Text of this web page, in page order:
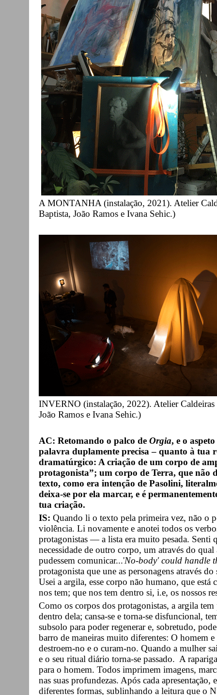
A MONTANHA (instalação, 2021). Atelier
Baptista, João Ramos e Ivana Sehic.)
INVERNO (instalação, 2022). Atelier
João Ramos e Ivana Sehic.)
AC: Retomando o palco de Orgia, e o
palavra duplamente precisa – quanto à tua
dramatúrgico: A criação de um corpo de
protagonista”; um corpo de Terra, que não
texto, como era intenção de Pasolini,
deixa-se por ela marcar, e é
tua criação.
IS: Quando li o texto pela primeira vez, não o
violência. Li novamente e anotei todos os
protagonistas — a lista era muito pesada. Senti
necessidade de outro corpo, um através do
pudessem comunicar...'No-body' could handle
protagonista que une as personagens através
Usei a argila, esse corpo não humano, que
nos tem; que nos tem dentro si, i.e, os nossos
Como os corpos dos protagonistas, a argila tem
dentro dela; cansa-se e torna-se disfuncional,
subsolo para poder regenerar e, sobretudo,
barro de maneiras muito diferentes: O homem
destroem-no e o curam-no. Quando a mulher
e o seu ritual diário torna-se passado. A
para o homem. Todos imprimem imagens,
nas suas profundezas. Após cada apresentação,
diferentes formas, sublinhando a leitura que o